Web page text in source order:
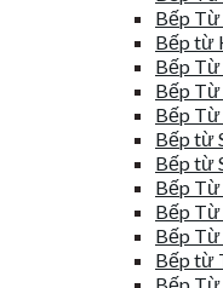
Bếp Từ
Bếp từ
Bếp Từ
Bếp
Bếp Từ
Bếp từ
Bếp từ
Bếp Từ
Bếp Từ
Bếp Từ
Bếp từ